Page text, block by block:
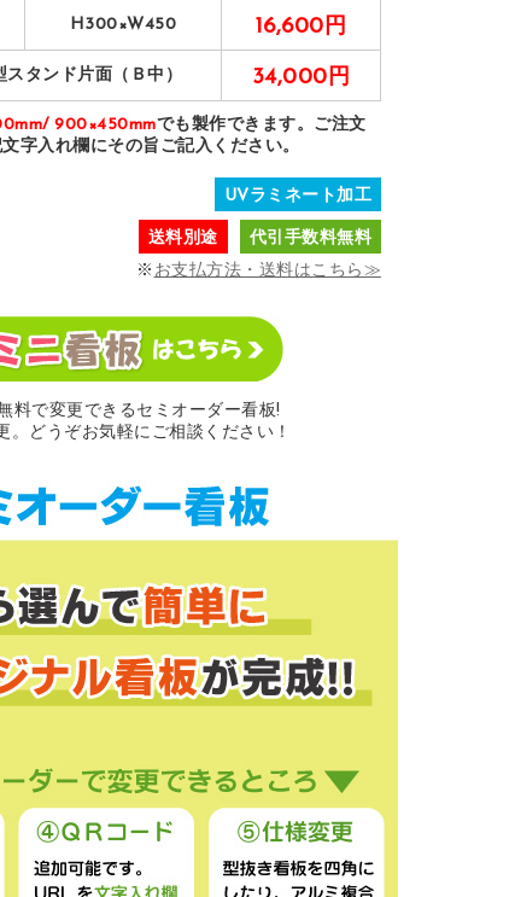
H300×W450 16,600円
スタンド片面（Ｂ中） 34,000円
900×450mmでも製作できます。ご注文
字入れ欄にその旨ご記入ください。
UVラミネート加工
送料別途
代引手数料無料
※ お支払方法・送料はこちら≫
料で変更できるセミオーダー看板!
どうぞお気軽にご相談ください！